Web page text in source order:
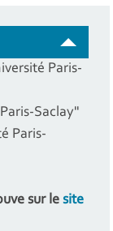
Paris-
Saclay"
Paris-
sur le site